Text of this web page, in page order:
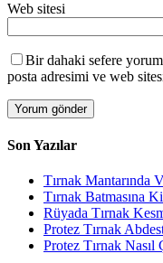
Web sitesi
Bir dahaki sefere yorum
posta adresimi ve web
Son Yazılar
Tırnak Mantarında
Tırnak Batmasına
Rüyada Tırnak
Protez Tırnak
Protez Tırnak Nasıl